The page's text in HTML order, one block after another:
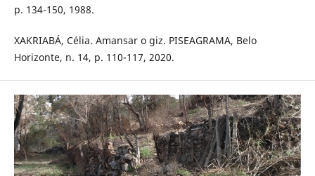
p. 134-150, 1988.
XAKRIABÁ, Célia. Amansar o giz. PISEAGRAMA, Belo
Horizonte, n. 14, p. 110-117, 2020.